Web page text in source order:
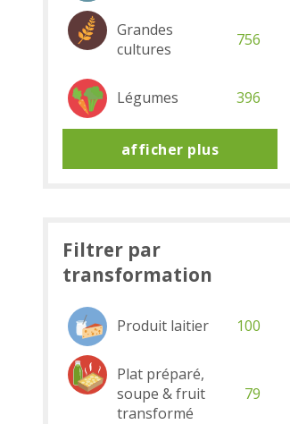
Grandes
cultures
756
Légumes 396
afficher plus
Filtrer par
transformation
Produit laitier 100
Plat préparé,
soupe & fruit
transformé
79